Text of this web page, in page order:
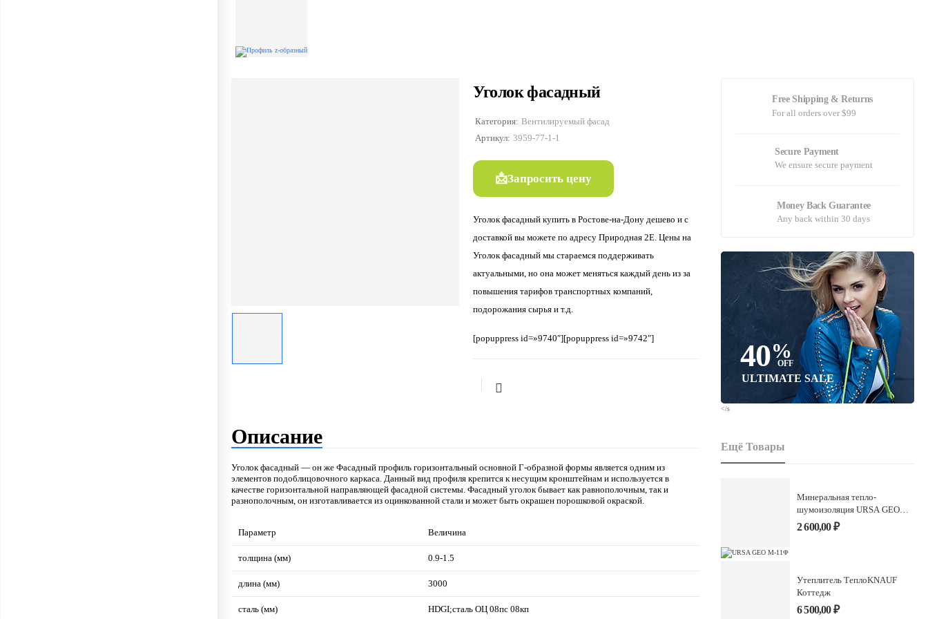
Free Shipping & Returns
For all orders over $99
Secure Payment
We ensure secure payment
Money Back Guarantee
Any back within 30 days
40%
OFF
ULTIMATE SALE
</s
Ещё Товары
Минеральная тепло-
шумоизоляция URSA GEO
М-11Ф
2 600,00₽
Утеплитель ТеплоKNAUF
Коттедж
6 500,00₽
Уголок фасадный
Категория: Вентилируемый фасад
Артикул: 3959-77-1-1
Запросить цену
Уголок фасадный купить в Ростове-на-Дону дешево и с
доставкой вы можете по адресу Природная 2Е. Цены на
Уголок фасадный мы стараемся поддерживать
актуальными, но она может меняться каждый день из за
повышения тарифов транспортных компаний,
подорожания сырья и т.д.
[popuppress id=»9740″][popuppress id=»9742″]
Описание
Уголок фасадный — он же Фасадный профиль горизонтальный основной Г-образной формы является одним из
элементов подоблицовочного каркаса. Данный вид профиля крепится к несущим кронштейнам и используется в
качестве горизонтальной направляющей фасадной системы. Фасадный уголок бывает как равнополочным, так и
разнополочным, он изготавливается из оцинкованной стали и может быть окрашен порошковой окраской.
Параметр Величина
толщина (мм) 0.9-1.5
длина (мм) 3000
сталь (мм) HDGI;сталь ОЦ 08пс 08кп